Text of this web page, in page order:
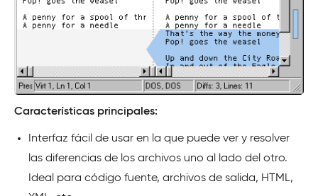
Características principales:
Interfaz fácil de usar en la que puede ver y resolver
las diferencias de los archivos uno al lado del otro.
Ideal para código fuente, archivos de salida, HTML,